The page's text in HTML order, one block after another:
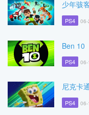
少年骇
PS4
Ben 10
PS4
尼克卡
PS4